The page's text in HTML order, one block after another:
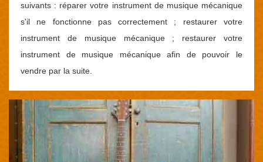
suivants : réparer votre instrument de musique mécanique
s'il ne fonctionne pas correctement ; restaurer votre
instrument de musique mécanique ; restaurer votre
instrument de musique mécanique afin de pouvoir le
vendre par la suite.